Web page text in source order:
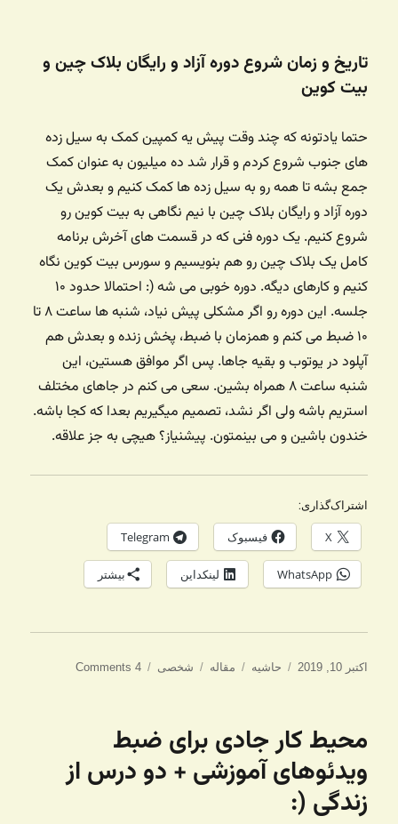
تاریخ و زمان شروع دوره آزاد و رایگان بلاک چین و
بیت کوین
حتما یادتونه که چند وقت پیش یه کمپین کمک به سیل زده
های جنوب شروع کردم و قرار شد ده میلیون به عنوان کمک
جمع بشه تا همه رو به سیل زده ها کمک کنیم و بعدش یک
دوره آزاد و رایگان بلاک چین با نیم نگاهی به بیت کوین رو
شروع کنیم. یک دوره فنی که در قسمت های آخرش برنامه
کامل یک بلاک چین رو هم بنویسیم و سورس بیت کوین نگاه
کنیم و کارهای دیگه. دوره خوبی می شه (: احتمالا حدود ۱۰
جلسه. این دوره رو اگر مشکلی پیش نیاد، شنبه ها ساعت ۸ تا
۱۰ ضبط می کنم و همزمان با ضبط، پخش زنده و بعدش هم
آپلود در یوتوب و بقیه جاها. پس اگر موافق هستین، این
شنبه ساعت ۸ همراه بشین. سعی می کنم در جاهای مختلف
استریم باشه ولی اگر نشد، تصمیم میگیریم بعدا که کجا باشه.
خندون باشین و می بینمتون. پیشنیاز؟ هیچی به جز علاقه.
اشتراک‌گذاری:
X فیسبوک Telegram
WhatsApp لینکداین بیشتر
ارسال
اکتبر 10, 2019 ساختار
حاشیه دسته‌ها
مقاله برچسب‌ها
شخصی 4 Comments
محیط کار جادی برای ضبط
ویدئوهای آموزشی + دو درس از
زندگی (: